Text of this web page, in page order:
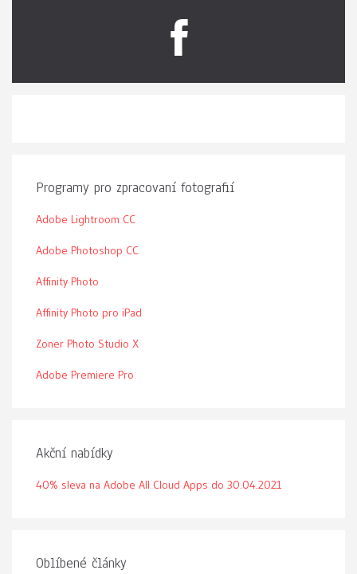
Programy pro zpracovaní fotografií
Adobe Lightroom CC
Adobe Photoshop CC
Affinity Photo
Affinity Photo pro iPad
Zoner Photo Studio X
Adobe Premiere Pro
Akční nabídky
40% sleva na Adobe All Cloud Apps do 30.04.2021
Oblíbené články